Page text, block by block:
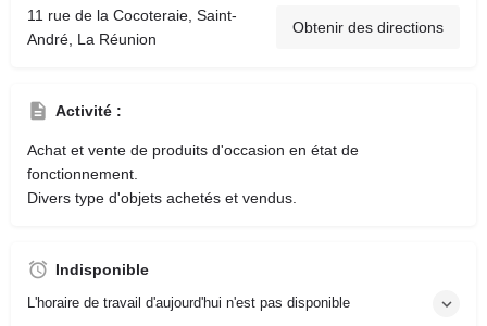
11 rue de la Cocoteraie, Saint-
André, La Réunion
Obtenir des directions
Activité :
Achat et vente de produits d'occasion en état de
fonctionnement.
Divers type d'objets achetés et vendus.
Indisponible
L'horaire de travail d'aujourd'hui n'est pas disponible